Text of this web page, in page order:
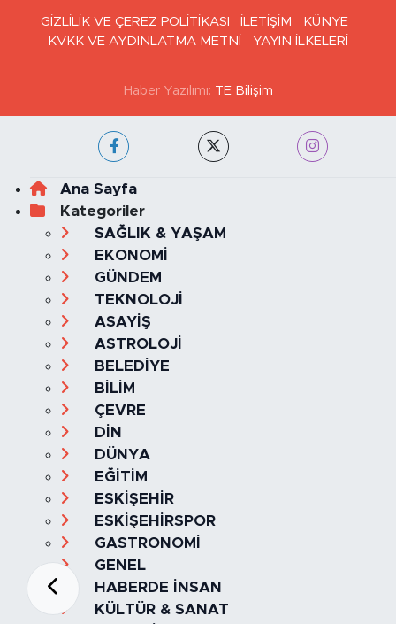
GİZLİLİK VE ÇEREZ POLİTİKASI İLETİŞİM
KÜNYE
KVKK VE AYDINLATMA METNİ
YAYIN İLKELERİ
Haber Yazılımı: TE Bilişim
Ana Sayfa
Kategoriler
SAĞLIK & YAŞAM
EKONOMİ
GÜNDEM
TEKNOLOJİ
ASAYİŞ
ASTROLOJİ
BELEDİYE
BİLİM
ÇEVRE
DİN
DÜNYA
EĞİTİM
ESKİŞEHİR
ESKİŞEHİRSPOR
GASTRONOMİ
GENEL
HABERDE İNSAN
KÜLTÜR & SANAT